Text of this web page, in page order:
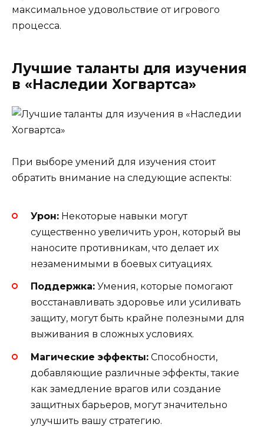
максимальное удовольствие от игрового
процесса.
Лучшие таланты для изучения
в «Наследии Хогвартса»
При выборе умений для изучения стоит
обратить внимание на следующие аспекты:
Урон: Некоторые навыки могут
существенно увеличить урон, который вы
наносите противникам, что делает их
незаменимыми в боевых ситуациях.
Поддержка: Умения, которые помогают
восстанавливать здоровье или усиливать
защиту, могут быть крайне полезными для
выживания в сложных условиях.
Магические эффекты: Способности,
добавляющие различные эффекты, такие
как замедление врагов или создание
защитных барьеров, могут значительно
улучшить вашу стратегию.